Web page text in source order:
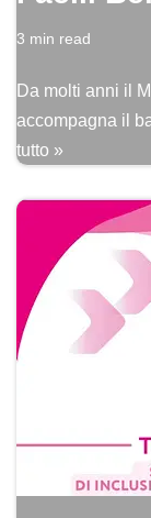
3 min read
Da molti anni il
accompagna il
tutto »